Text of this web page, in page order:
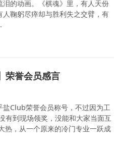
的动画。《棋魂》里，有人天份
鞠躬尽瘁却与胜利失之交臂，有
荣誉会员感言
Club荣誉会员称号，不过因为工
有到现场领奖，没能和大家当面互
热，从一个原来的冷门专业一跃成